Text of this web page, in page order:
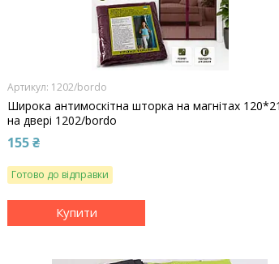
1202/bordo
Широка антимоскітна шторка на магнітах
на двері 1202/bordo
155 ₴
Готово до відправки
Купити